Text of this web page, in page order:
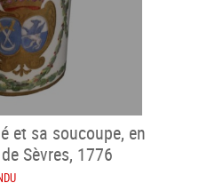
et sa soucoupe, en
Sèvres, 1776